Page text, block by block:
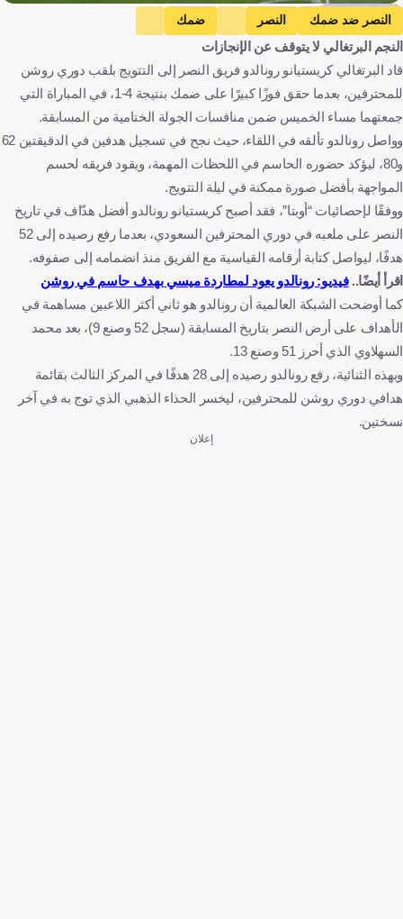
Getty Images
النصر ضد ضمك النصر
ضمك
دوري روشن السعودي
كريستيانو رونالدو
البرتغال
كرة قدم
النجم البرتغالي لا يتوقف عن الإنجازات
قاد البرتغالي كريستيانو رونالدو فريق النصر إلى التتويج بلقب دوري روشن
للمحترفين، بعدما حقق فوزًا كبيرًا على ضمك بنتيجة 4-1، في المباراة التي
جمعتهما مساء الخميس ضمن منافسات الجولة الختامية من المسابقة.
وواصل رونالدو تألقه في اللقاء، حيث نجح في تسجيل هدفين في الدقيقتين 62
و80، ليؤكد حضوره الحاسم في اللحظات المهمة، ويقود فريقه لحسم
المواجهة بأفضل صورة ممكنة في ليلة التتويج.
ووفقًا لإحصائيات “أوبتا”، فقد أصبح كريستيانو رونالدو أفضل هدّاف في تاريخ
النصر على ملعبه في دوري المحترفين السعودي، بعدما رفع رصيده إلى 52
هدفًا، ليواصل كتابة أرقامه القياسية مع الفريق منذ انضمامه إلى صفوفه.
اقرأ أيضًا..فيديو: رونالدو يعود لمطاردة ميسي بهدف حاسم في روشن
كما أوضحت الشبكة العالمية أن رونالدو هو ثاني أكثر اللاعبين مساهمة في
الأهداف على أرض النصر بتاريخ المسابقة (سجل 52 وصنع 9)، بعد محمد
السهلاوي الذي أحرز 51 وصنع 13.
وبهذه الثنائية، رفع رونالدو رصيده إلى 28 هدفًا في المركز الثالث بقائمة
هدافي دوري روشن للمحترفين، ليخسر الحذاء الذهبي الذي توج به في آخر
نسختين.
إعلان